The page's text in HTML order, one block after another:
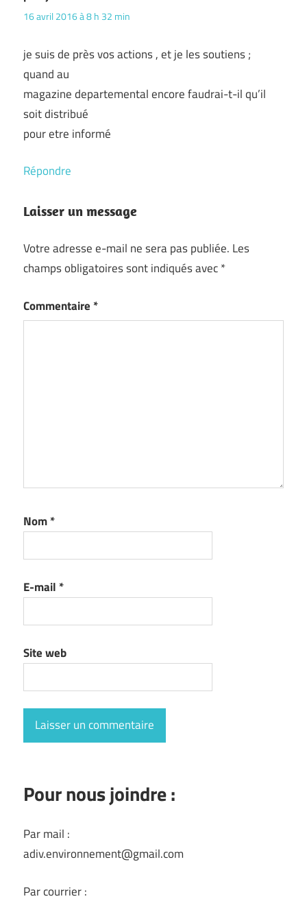
16 avril 2016 à 8 h 32 min
je suis de près vos actions , et je les soutiens ;
quand au
magazine departemental encore faudrai-t-il qu’il
soit distribué
pour etre informé
Répondre
Laisser un message
Votre adresse e-mail ne sera pas publiée. Les
champs obligatoires sont indiqués avec*
Commentaire *
Nom*
E-mail *
Site web
Pour nous joindre :
Par mail :
adiv.environnement@gmail.com
Par courrier :